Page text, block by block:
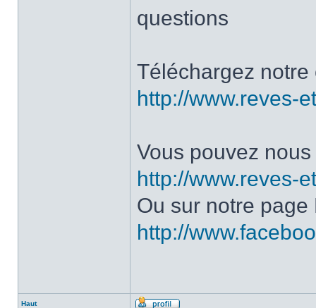
questions
Téléchargez
http://www.reves-
Vous pouvez
http://www.reves-
Ou sur notre page
http://
Haut